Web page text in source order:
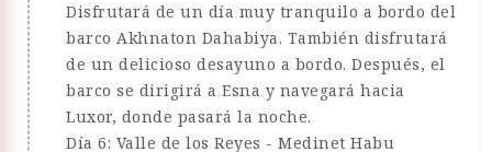
Disfrutará de un día muy tranquilo a bordo del
barco Akhnaton Dahabiya. También disfrutará
de un delicioso desayuno a bordo. Después, el
barco se dirigirá a Esna y navegará hacia
Luxor, donde pasará la noche.
Día 6: Valle de los Reyes - Medinet Habu